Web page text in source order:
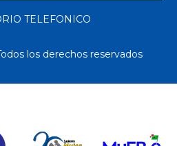
TELEFONICO
los derechos reservados